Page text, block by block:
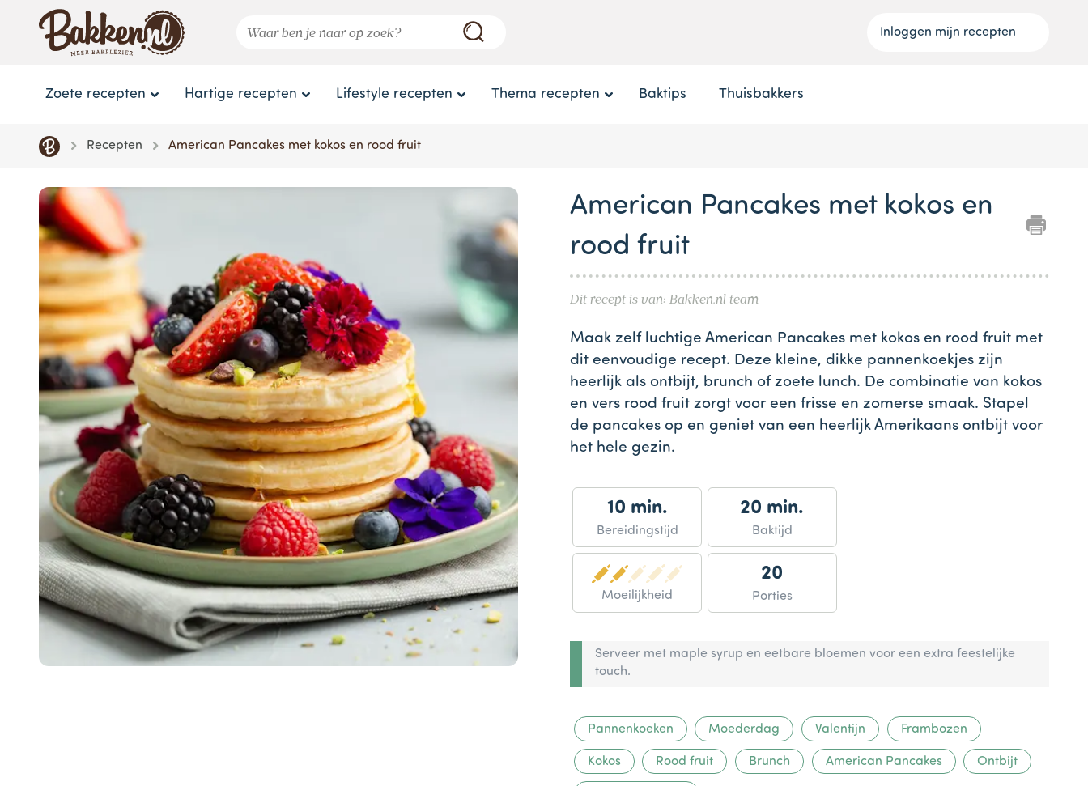
Inloggen mijn recepten
Zoete recepten Hartige recepten Lifestyle recepten Thema recepten Baktips Thuisbakkers
Recepten American Pancakes met kokos en rood fruit
American Pancakes met kokos en
rood fruit
Dit recept is van: Bakken.nl team
Maak zelf luchtige American Pancakes met kokos en rood fruit met
dit eenvoudige recept. Deze kleine, dikke pannenkoekjes zijn
heerlijk als ontbijt, brunch of zoete lunch. De combinatie van kokos
en vers rood fruit zorgt voor een frisse en zomerse smaak. Stapel
de pancakes op en geniet van een heerlijk Amerikaans ontbijt voor
het hele gezin.
10 min.
Bereidingstijd
20 min.
Baktijd
Moeilijkheid
20
Porties
Serveer met maple syrup en eetbare bloemen voor een extra feestelijke
touch.
Pannenkoeken Moederdag Valentijn Frambozen
Kokos Rood fruit Brunch American Pancakes Ontbijt